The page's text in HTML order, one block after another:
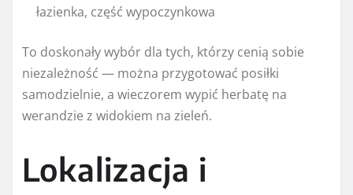
łazienka, część wypoczynkowa
To doskonały wybór dla tych, którzy cenią sobie
niezależność — można przygotować posiłki
samodzielnie, a wieczorem wypić herbatę na
werandzie z widokiem na zieleń.
Lokalizacja i